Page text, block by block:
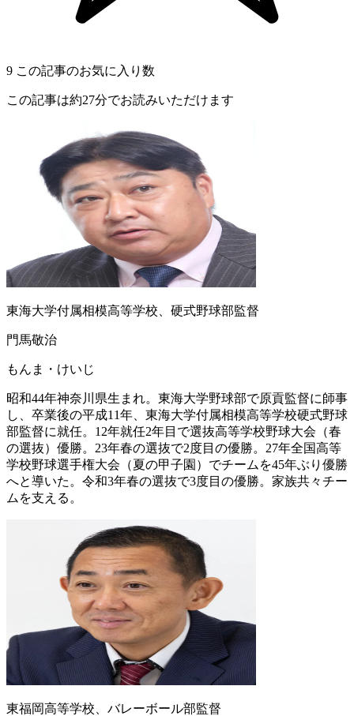
9 この記事のお気に入り数
この記事は約27分でお読みいただけます
東海大学付属相模高等学校、硬式野球部監督
門馬敬治
もんま・けいじ
昭和44年神奈川県生まれ。東海大学野球部で原貢監督に師事
し、卒業後の平成11年、東海大学付属相模高等学校硬式野球
部監督に就任。12年就任2年目で選抜高等学校野球大会（春
の選抜）優勝。23年春の選抜で2度目の優勝。27年全国高等
学校野球選手権大会（夏の甲子園）でチームを45年ぶり優勝
へと導いた。令和3年春の選抜で3度目の優勝。家族共々チー
ムを支える。
東福岡高等学校、バレーボール部監督